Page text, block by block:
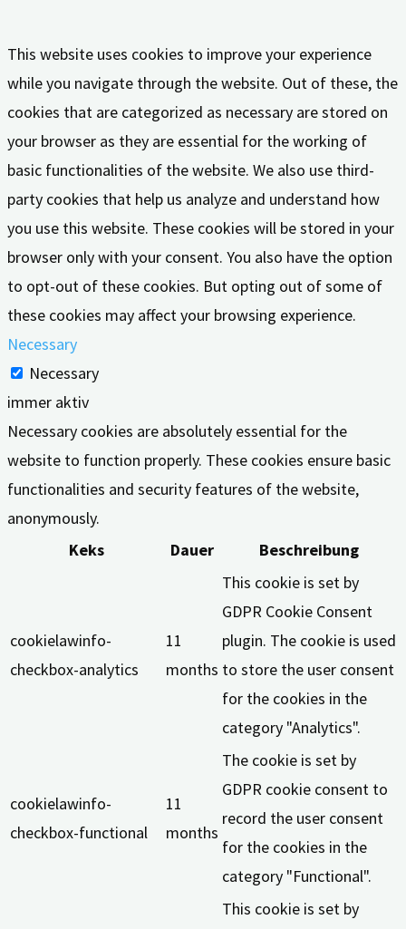
This website uses cookies to improve your experience
while you navigate through the website. Out of these, the
cookies that are categorized as necessary are stored on
your browser as they are essential for the working of
basic functionalities of the website. We also use third-
party cookies that help us analyze and understand how
you use this website. These cookies will be stored in your
browser only with your consent. You also have the option
to opt-out of these cookies. But opting out of some of
these cookies may affect your browsing experience.
Necessary
Necessary
immer aktiv
Necessary cookies are absolutely essential for the
website to function properly. These cookies ensure basic
functionalities and security features of the website,
anonymously.
Keks
Dauer Beschreibung
cookielawinfo-
checkbox-analytics
11
months
This cookie is set by
GDPR Cookie Consent
plugin. The cookie is used
to store the user consent
for the cookies in the
category "Analytics".
cookielawinfo-
checkbox-functional
11
months
The cookie is set by
GDPR cookie consent to
record the user consent
for the cookies in the
category "Functional".
This cookie is set by